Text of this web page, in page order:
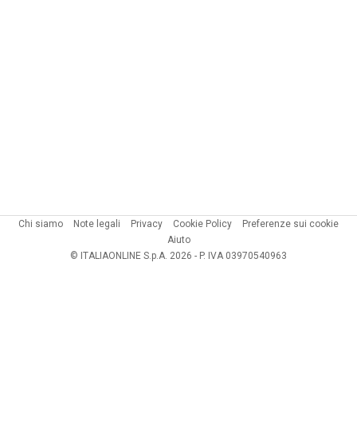
Chi siamo Note legali Privacy Cookie Policy
Preferenze sui cookie
Aiuto
© ITALIAONLINE S.p.A. 2026 - P. IVA 03970540963